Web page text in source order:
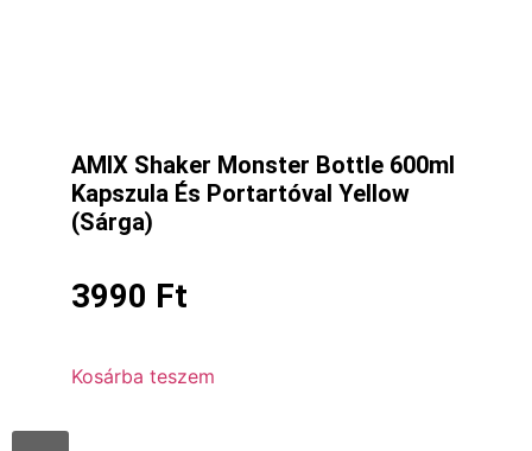
AMIX Shaker Monster Bottle 600ml
Kapszula És Portartóval Yellow
(Sárga)
3990 Ft
Kosárba teszem